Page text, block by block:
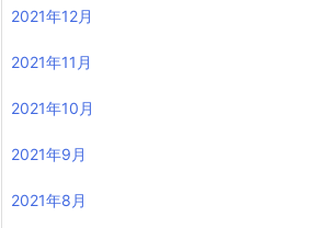
2021年12月
2021年11月
2021年10月
2021年9月
2021年8月